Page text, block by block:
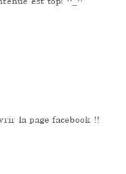
la page facebook !!